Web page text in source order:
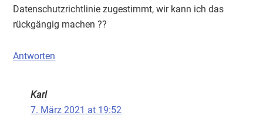
Datenschutzrichtlinie zugestimmt, wir kann ich das
rückgängig machen ??
Antworten
Karl
7. März 2021 at 19:52